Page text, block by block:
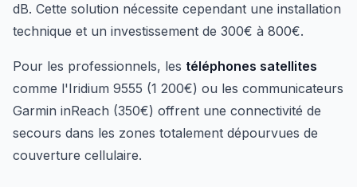
dB. Cette solution nécessite cependant une installation
technique et un investissement de 300€ à 800€.
Pour les professionnels, les téléphones satellites
comme l'Iridium 9555 (1 200€) ou les communicateurs
Garmin inReach (350€) offrent une connectivité de
secours dans les zones totalement dépourvues de
couverture cellulaire.